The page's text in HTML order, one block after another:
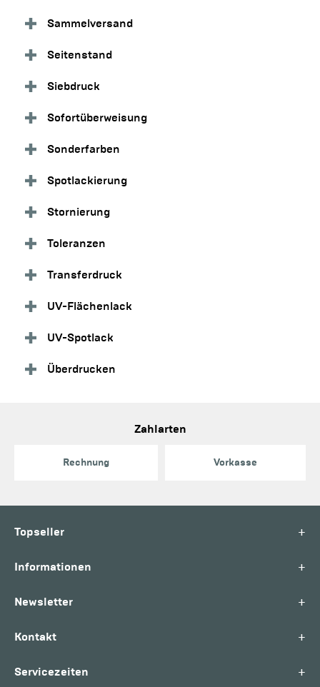
Sammelversand
Seitenstand
Siebdruck
Sofortüberweisung
Sonderfarben
Spotlackierung
Stornierung
Toleranzen
Transferdruck
UV-Flächenlack
UV-Spotlack
Überdrucken
Zahlarten
Rechnung Vorkasse
Topseller +
Informationen +
Newsletter +
Kontakt +
Servicezeiten +